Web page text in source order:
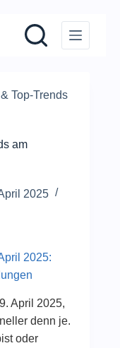
Top-Trends
am
2025
2025:
April 2025,
denn je.
oder